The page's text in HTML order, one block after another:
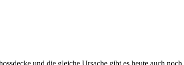
und die gleiche Ursache gibt es heute auch noch.